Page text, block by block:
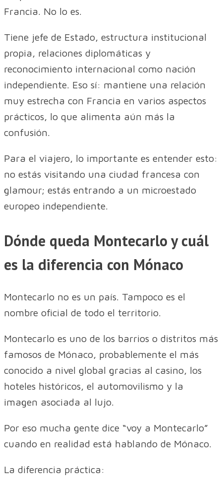
Francia. No lo es.
Tiene jefe de Estado, estructura institucional
propia, relaciones diplomáticas y
reconocimiento internacional como nación
independiente. Eso sí: mantiene una relación
muy estrecha con Francia en varios aspectos
prácticos, lo que alimenta aún más la
confusión.
Para el viajero, lo importante es entender esto:
no estás visitando una ciudad francesa con
glamour; estás entrando a un microestado
europeo independiente.
Dónde queda Montecarlo y cuál
es la diferencia con Mónaco
Montecarlo no es un país. Tampoco es el
nombre oficial de todo el territorio.
Montecarlo es uno de los barrios o distritos más
famosos de Mónaco, probablemente el más
conocido a nivel global gracias al casino, los
hoteles históricos, el automovilismo y la
imagen asociada al lujo.
Por eso mucha gente dice “voy a Montecarlo”
cuando en realidad está hablando de Mónaco.
La diferencia práctica: